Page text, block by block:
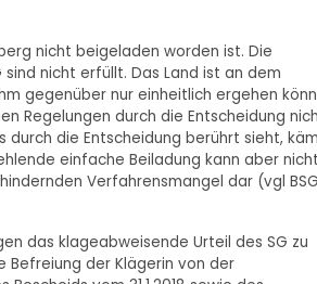
nicht beigeladen worden ist. Die
nicht erfüllt. Das Land ist an dem
gegenüber nur einheitlich ergehen
Regelungen durch die Entscheidung
die Entscheidung berührt sieht,
einfache Beiladung kann aber nicht
Verfahrensmangel dar (vgl BSG
das klageabweisende Urteil des SG zu
Befreiung der Klägerin von der